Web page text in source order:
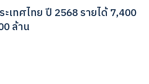
ะเทศไทย ปี 2568 รายได้ 7,400
ล้าน